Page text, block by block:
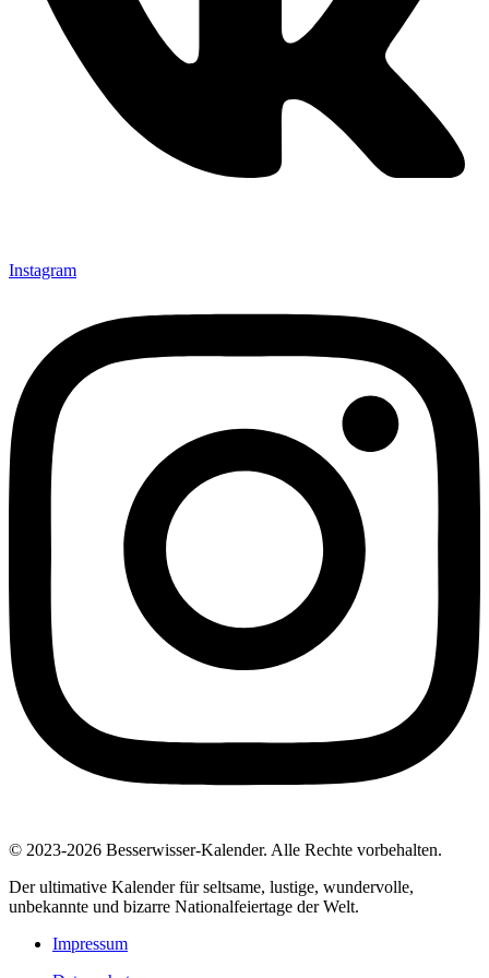
Instagram
© 2023-2026 Besserwisser-Kalender. Alle Rechte vorbehalten.
Der ultimative Kalender für seltsame, lustige, wundervolle,
unbekannte und bizarre Nationalfeiertage der Welt.
Impressum